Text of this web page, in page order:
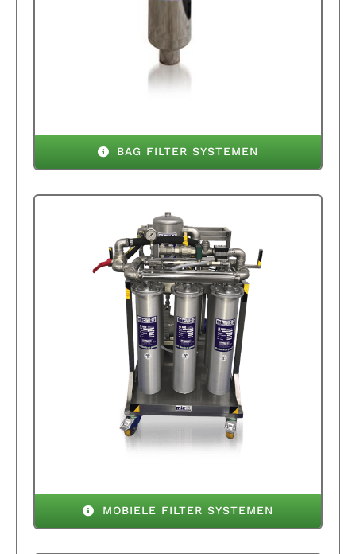
BAG FILTER SYSTEMEN
MOBIELE FILTER SYSTEMEN